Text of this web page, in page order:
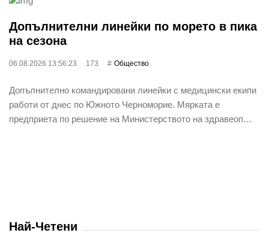
Допълнителни линейки по морето в пика
на сезона
06.08.2026 13:56:23 173 Общество
Допълнително командировани линейки с медицински екипи
работи от днес по Южното Черноморие. Мярката е
предприета по решение на Министерството на здравеоп…
Най-Четени